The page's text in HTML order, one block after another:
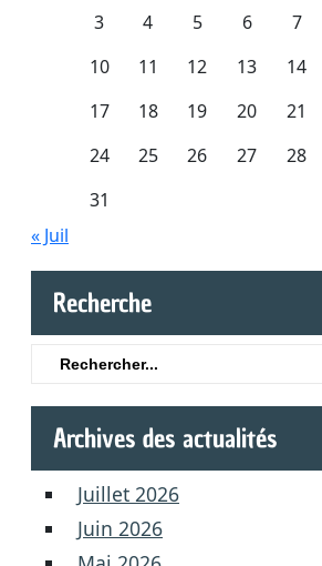
3
4 5 6 7
10
11 12 13 14
17
18 19 20 21
24
25 26 27 28
31
« Juil
Recherche
Archives des actualités
Juillet 2026
Juin 2026